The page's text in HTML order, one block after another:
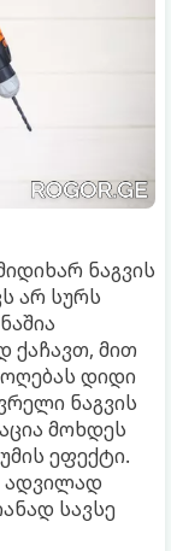
ნაგვის
არ სურს
ქაჩავთ, მით
დიდი
ნაგვის
მოხდეს
ეფექტი.
ადვილად
სავსე